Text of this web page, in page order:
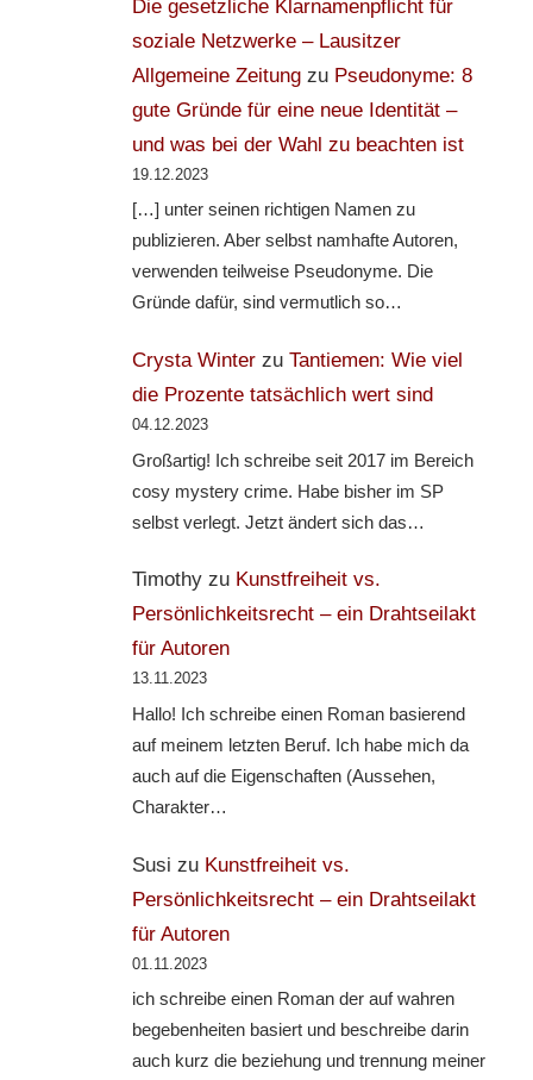
Die gesetzliche Klarnamenpflicht für
soziale Netzwerke – Lausitzer
Allgemeine Zeitungzu Pseudonyme: 8
gute Gründe für eine neue Identität –
und was bei der Wahl zu beachten ist
19.12.2023
[…] unter seinen richtigen Namen zu
publizieren. Aber selbst namhafte Autoren,
verwenden teilweise Pseudonyme. Die
Gründe dafür, sind vermutlich so…
Crysta Winterzu Tantiemen: Wie viel
die Prozente tatsächlich wert sind
04.12.2023
Großartig! Ich schreibe seit 2017 im Bereich
cosy mystery crime. Habe bisher im SP
selbst verlegt. Jetzt ändert sich das…
Timothyzu Kunstfreiheit vs.
Persönlichkeitsrecht – ein Drahtseilakt
für Autoren
13.11.2023
Hallo! Ich schreibe einen Roman basierend
auf meinem letzten Beruf. Ich habe mich da
auch auf die Eigenschaften (Aussehen,
Charakter…
Susi zu Kunstfreiheit vs.
Persönlichkeitsrecht – ein Drahtseilakt
für Autoren
01.11.2023
ich schreibe einen Roman der auf wahren
begebenheiten basiert und beschreibe darin
auch kurz die beziehung und trennung meiner